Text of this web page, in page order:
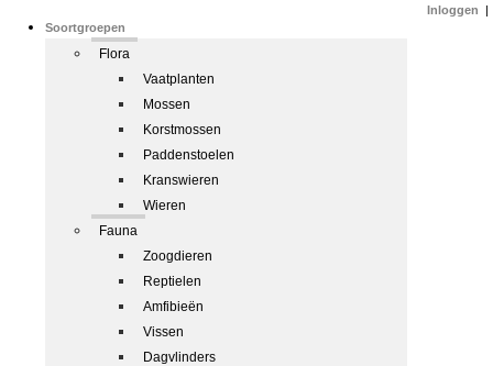
Soortgroepen
Flora
Vaatplanten
Mossen
Korstmossen
Paddenstoelen
Kranswieren
Wieren
Fauna
Zoogdieren
Reptielen
Amfibieën
Vissen
Dagvlinders
Inloggen |